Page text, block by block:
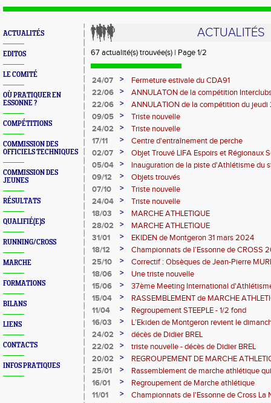
ACTUALITÉS
EDITOS
LE COMITÉ
OÙ PRATIQUER EN
ESSONNE ?
COMPÉTITIONS
COMMISSION DES
OFFICIELS TECHNIQUES
COMMISSION DES
JEUNES
RÉSULTATS
QUALIFIÉ(E)S
RUNNING/CROSS
MARCHE
FORMATIONS
BILANS
LIENS
CONTACTS
INFOS PRATIQUES
ACTUALITÉS
67 actualité(s) trouvée(s) | Page 1/2
24/07 >
Fermeture estivale du CDA91
22/06
>
ANNULATON de la compétition
juin
22/06 >
ANNULATION de la compétition du jeudi
09/05
>
Triste nouvelle
24/02
>
Triste nouvelle
17/11
>
Centre d'entraînement de perche
02/07
>
Objet Trouvé LIFA Espoirs et Régionaux
05/04
>
Inauguration de la piste d'Athlétisme du
09/12
>
Objets trouvés
07/10
>
Triste nouvelle
24/04
>
Triste nouvelle
18/03
>
MARCHE ATHLETIQUE
28/02
>
MARCHE ATHLETIQUE
31/01
>
EKIDEN de Montgeron 31 mars 2024
18/12
>
Championnats de l’Essonne de CROSS
25/10
>
Correctif : Obsèques de Jean-Pierre
18/06
>
Une triste nouvelle
15/06
>
37ème Meeting International
2023
15/04 >
RASSEMBLEMENT de MARCHE
11/04
>
Regroupement STEEPLE - 1/2 fond
16/03
>
L’Ekiden de Montgeron revient le
pour les championnats de l’Essonne
24/02 >
décès de Didier BREL
22/02
>
triste nouvelle - décès de Didier BREL
20/02
>
REGROUPEMENT DE MARCHE
25/01
>
Rassemblement de marche athlétique
janvier à Lisses
16/01 >
Regroupement de Marche athlétique
11/01
>
Championnats de l'Essonne de Cross La